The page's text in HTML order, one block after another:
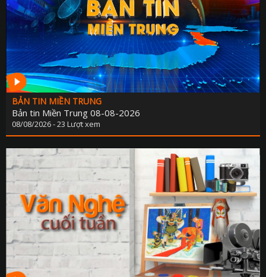
PHÁP
QUỐC
CHÍNH SÁCH - VĂN BẢN
THỂ
VĂN HÓA - GIẢI
Y TẾ - GIÁO
GÓP Ý DỰ THẢO LUẬT ĐẤT ĐAI (SỬA
DÂN TỘC VÀ MIỀN NÚI TIẾNG CƠ
SẢN VẬT VÙNG CAO TIẾNG CƠ
CHUYÊN MỤC THÔNG BÁO - QUẢNG
BẢNG GIÁ QUẢNG
ĐẤU THẦU, MUA SẮM
KẾ HOẠCH PHÁT TRIỂN
BẢN TIN MIỀN TRUNG
Bản tin Miền Trung 08-08-2026
08/08/2026 - 23 Lượt xem